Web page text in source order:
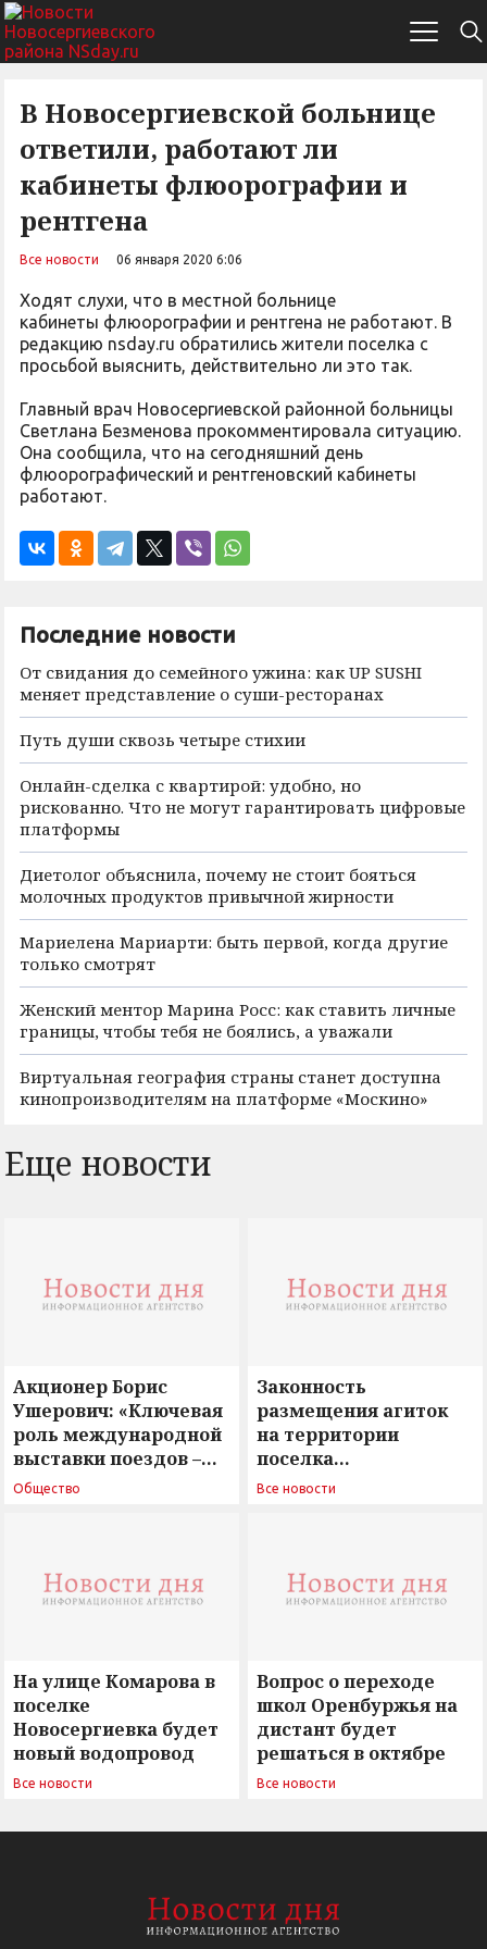
В Новосергиевской больнице
ответили, работают ли
кабинеты флюорографии и
рентгена
Все новости 06 января 2020 6:06
Ходят слухи, что в местной больнице
кабинеты флюорографии и рентгена не работают. В
редакцию nsday.ru обратились жители поселка с
просьбой выяснить, действительно ли это так.
Главный врач Новосергиевской районной больницы
Светлана Безменова прокомментировала ситуацию.
Она сообщила, что на сегодняшний день
флюорографический и рентгеновский кабинеты
работают.
Последние новости
От свидания до семейного ужина: как UP SUSHI
меняет представление о суши-ресторанах
Путь души сквозь четыре стихии
Онлайн-сделка с квартирой: удобно, но
рискованно. Что не могут гарантировать цифровые
платформы
Диетолог объяснила, почему не стоит бояться
молочных продуктов привычной жирности
Мариелена Мариарти: быть первой, когда другие
только смотрят
Женский ментор Марина Росс: как ставить личные
границы, чтобы тебя не боялись, а уважали
Виртуальная география страны станет доступна
кинопроизводителям на платформе «Москино»
Еще новости
Акционер Борис
Ушерович: «Ключевая
роль международной
выставки поездов –
поиск ответов на
Общество
Законность
размещения агиток
на территории
поселка
Новосергиевка
Все новости
На улице Комарова в
поселке
Новосергиевка будет
новый водопровод
Все новости
Вопрос о переходе
школ Оренбуржья на
дистант будет
решаться в октябре
Все новости